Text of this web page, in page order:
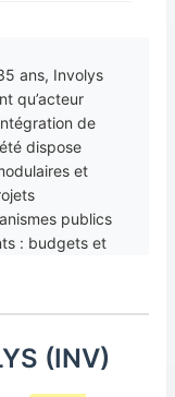
ans, Involys
qu’acteur
de
dispose
et
publics
: budgets et
sont
Russie.(INV)